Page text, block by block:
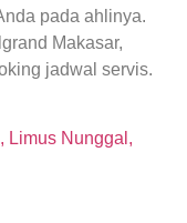
pada ahlinya.
Makasar,
jadwal servis.
Limus Nunggal,